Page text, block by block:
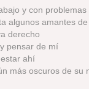
y con problemas
algunos amantes
derecho
pensar de mí
ahí
más oscuros de su